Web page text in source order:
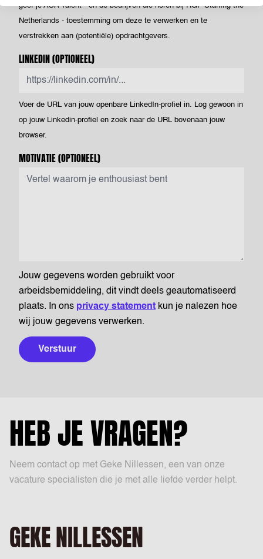
geef je ASA Talent - én de bedrijven die horen bij RGF Staffing the
Netherlands - toestemming om deze te verwerken en te
verstrekken aan (potentiële) opdrachtgevers.
LINKEDIN(OPTIONEEL)
Voer de URL van jouw openbare LinkedIn-profiel in. Log gewoon in
op jouw Linkedin-profiel en zoek naar de URL bovenaan jouw
browser.
MOTIVATIE(OPTIONEEL)
Jouw gegevens worden gebruikt voor
arbeidsbemiddeling, dit vindt deels geautomatiseerd
plaats. In ons privacy statement kun je nalezen hoe
wij jouw gegevens verwerken.
Verstuur
HEB JE VRAGEN?
Neem contact op met Geke Nillessen, een van onze
vacature specialisten die je met alle liefde verder helpt.
GEKE NILLESSEN